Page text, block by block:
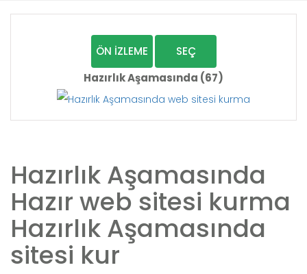
ÖN İZLEME
SEÇ
Hazırlık Aşamasında (67)
Hazırlık Aşamasında
Hazır web sitesi kurma
Hazırlık Aşamasında
sitesi kur